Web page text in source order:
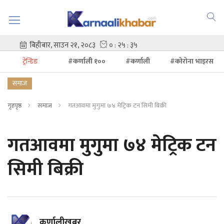
ट्रेन्डिङ #कर्णाली १०० #कर्णाली
#कोरोना भाइरस
समाज
गृहपृष्ठ समाज गतआवमा मुगुमा ७४ मेट्रिक टन सिमी बिक्री
गतआवमा मुगुमा ७४ मेट्रिक टन
सिमी बिक्री